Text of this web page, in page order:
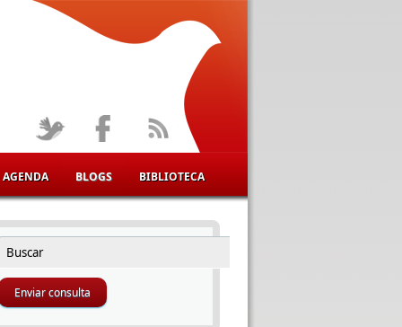
AGENDA BLOGS BIBLIOTECA
DE BÚSQUEDA